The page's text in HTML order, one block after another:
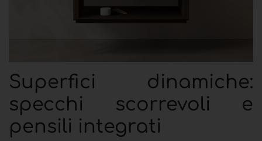
Superfici dinamiche:
specchi scorrevoli e
pensili integrati